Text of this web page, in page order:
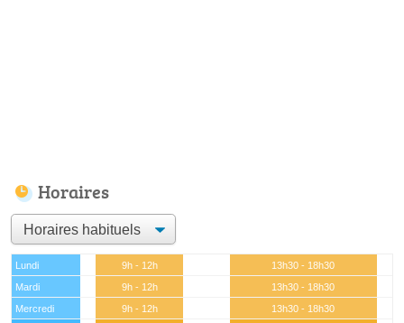
Horaires
Lundi 9h - 12h
13h30 - 18h30
Mardi
9h - 12h
13h30 - 18h30
Mercredi
9h - 12h
13h30 - 18h30